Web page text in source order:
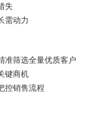
失
需动力
准筛选全量优质客户
键商机
控销售流程